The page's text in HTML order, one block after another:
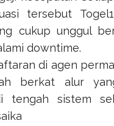
tersebut
cukup unggul
downtime.
di agen
berkat alur
sistem